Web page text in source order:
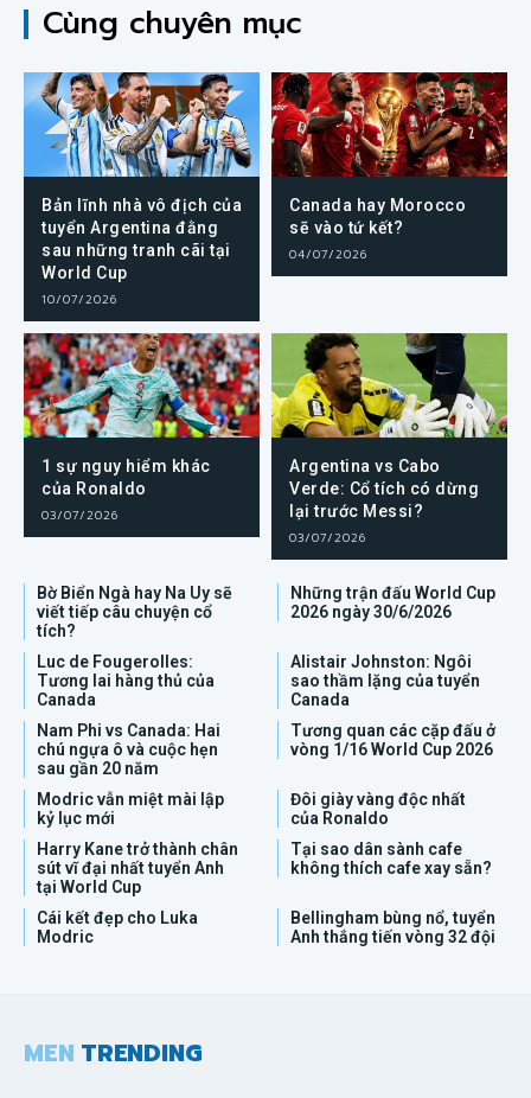
Cùng chuyên mục
Bản lĩnh nhà vô địch của
tuyển Argentina đằng
sau những tranh cãi tại
World Cup
10/07/2026
Canada hay Morocco
sẽ vào tứ kết?
04/07/2026
1 sự nguy hiểm khác
của Ronaldo
03/07/2026
Argentina vs Cabo
Verde: Cổ tích có dừng
lại trước Messi?
03/07/2026
Bờ Biển Ngà hay Na Uy sẽ
viết tiếp câu chuyện cổ
tích?
Những trận đấu World Cup
2026 ngày 30/6/2026
Luc de Fougerolles:
Tương lai hàng thủ của
Canada
Alistair Johnston: Ngôi
sao thầm lặng của tuyển
Canada
Nam Phi vs Canada: Hai
chú ngựa ô và cuộc hẹn
sau gần 20 năm
Tương quan các cặp đấu ở
vòng 1/16 World Cup 2026
Modric vẫn miệt mài lập
kỷ lục mới
Đôi giày vàng độc nhất
của Ronaldo
Harry Kane trở thành chân
sút vĩ đại nhất tuyển Anh
tại World Cup
Tại sao dân sành cafe
không thích cafe xay sẵn?
Cái kết đẹp cho Luka
Modric
Bellingham bùng nổ, tuyển
Anh thắng tiến vòng 32 đội
MEN TRENDING